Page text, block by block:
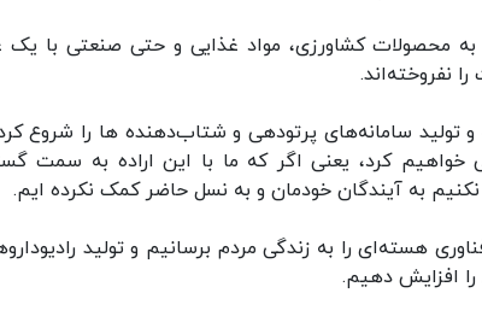
محصولات کشاورزی، مواد غذایی و حتی صنعتی با
نفروخته‌اند.
سامانه‌های پرتودهی و شتاب‌دهنده ها را شروع
خواهیم کرد، یعنی اگر که ما با این اراده به سمت
به آیندگان خودمان و به نسل حاضر کمک نکرده ایم.
هسته‌ای را به زندگی مردم برسانیم و تولید
افزایش دهیم.